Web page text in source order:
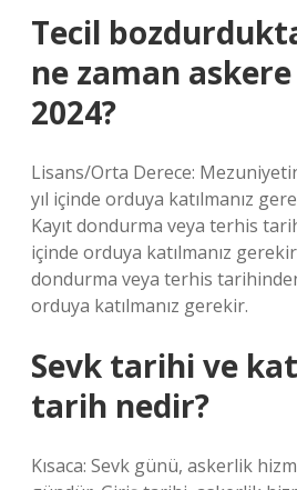
Tecil
ne zaman
2024?
Lisans/Orta Derece:
yıl içinde orduya katılmanız
Kayıt dondurma veya terhis
içinde orduya katılmanız
dondurma veya terhis
orduya katılmanız gerekir.
Sevk tarihi ve
tarih nedir?
Kısaca: Sevk günü, askerlik